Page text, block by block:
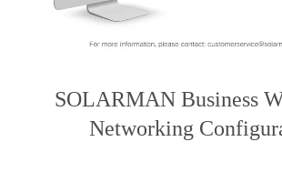
SOLARMAN Business
Networking